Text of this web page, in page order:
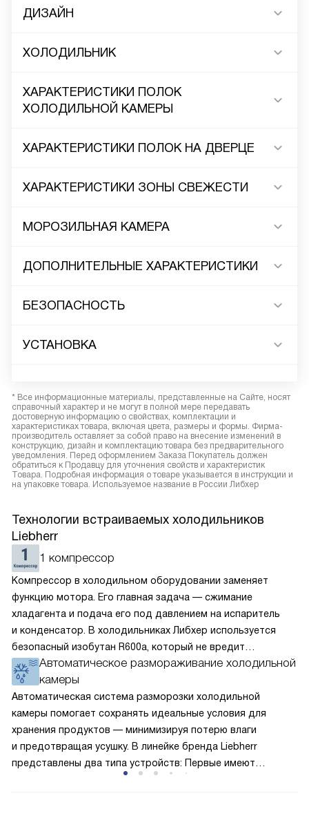
ДИЗАЙН
ХОЛОДИЛЬНИК
ХАРАКТЕРИСТИКИ ПОЛОК
ХОЛОДИЛЬНОЙ КАМЕРЫ
ХАРАКТЕРИСТИКИ ПОЛОК НА ДВЕРЦЕ
ХАРАКТЕРИСТИКИ ЗОНЫ СВЕЖЕСТИ
МОРОЗИЛЬНАЯ КАМЕРА
ДОПОЛНИТЕЛЬНЫЕ ХАРАКТЕРИСТИКИ
БЕЗОПАСНОСТЬ
УСТАНОВКА
* Все информационные материалы, представленные на Сайте, носят
справочный характер и не могут в полной мере передавать
достоверную информацию о свойствах, комплектации и
характеристиках товара, включая цвета, размеры и формы. Фирма-
производитель оставляет за собой право на внесение изменений в
конструкцию, дизайн и комплектацию товара без предварительного
уведомления. Перед оформлением Заказа Покупатель должен
обратиться к Продавцу для уточнения свойств и характеристик
Товара. Подробная информация о товаре указывается в инструкции и
на упаковке товара. Используемое название в России Либхер
Технологии встраиваемых холодильников
Liebherr
1 компрессор
Компрессор в холодильном оборудовании заменяет
функцию мотора. Его главная задача — сжимание
хладагента и подача его под давлением на испаритель
и конденсатор. В холодильниках Либхер используется
безопасный изобутан R600a, который не вредит
окружающей среде. Компрессор перегоняет его
по охладительному контуру по принципу насоса. Чем
лучше работает «мотор» прибора, тем качественнее
и быстрее происходит охлаждение, затрачивается
меньше электроэнергии.
Автоматическое размораживание холодильной
камеры
Автоматическая система разморозки холодильной
камеры помогает сохранять идеальные условия для
хранения продуктов — минимизируя потерю влаги
и предотвращая усушку. В линейке бренда Liebherr
представлены два типа устройств: Первые имеют